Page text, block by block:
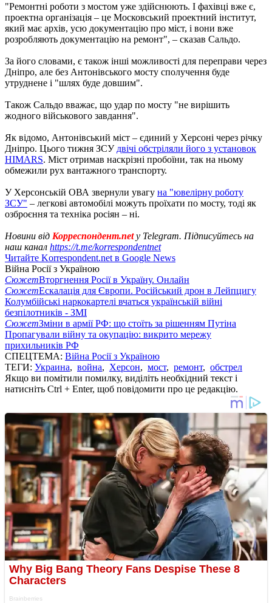
"Ремонтні роботи з мостом уже здійснюють. І фахівці вже є,
проектна організація – це Московський проектний інститут,
який має архів, усю документацію про міст, і вони вже
розробляють документацію на ремонт", – сказав Сальдо.
За його словами, є також інші можливості для переправи через
Дніпро, але без Антонівського мосту сполучення буде
утруднене і "шлях буде довшим".
Також Сальдо вважає, що удар по мосту "не вирішить
жодного військового завдання".
Як відомо, Антонівський міст – єдиний у Херсоні через річку
Дніпро. Цього тижня ЗСУ двічі обстріляли його з установок
HIMARS. Міст отримав наскрізні пробоїни, так на ньому
обмежили рух вантажного транспорту.
У Херсонській ОВА звернули увагу на "ювелірну роботу
ЗСУ" – легкові автомобілі можуть проїхати по мосту, тоді як
озброєння та техніка росіян – ні.
Новини від Корреспондент.netу Telegram. Підписуйтесь на
наш канал https://t.me/korrespondentnet
Читайте Korrespondent.net в Google News
Війна Росії з Україною
СюжетВторгнення Росії в Україну. Онлайн
СюжетЕскалація для Європи. Російський дрон в Лейпцигу
Колумбійські наркокартелі вчаться українській війні
безпілотників - ЗМІ
СюжетЗміни в армії РФ: що стоїть за рішенням Путіна
Пропагували війну та окупацію: викрито мережу
прихильників РФ
СПЕЦТЕМА: Війна Росії з Україною
ТЕГИ: Украина, война, Херсон, мост, ремонт, обстрел
Якщо ви помітили помилку, виділіть необхідний текст і
натисніть Ctrl + Enter, щоб повідомити про це редакцію.